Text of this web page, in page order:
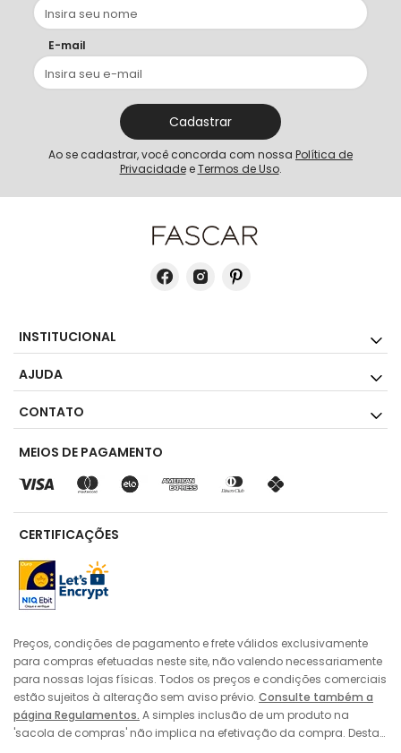
E-mail
Cadastrar
Ao se cadastrar, você concorda com nossa Política de
Privacidadee Termos de Uso.
INSTITUCIONAL
AJUDA
CONTATO
MEIOS DE PAGAMENTO
CERTIFICAÇÕES
Preços, condições de pagamento e frete válidos exclusivamente
para compras efetuadas neste site, não valendo necessariamente
para nossas lojas físicas. Todos os preços e condições comerciais
estão sujeitos à alteração sem aviso prévio. Consulte também a
página Regulamentos. A simples inclusão de um produto na
'sacola de compras' não implica na efetivação da compra. Desta